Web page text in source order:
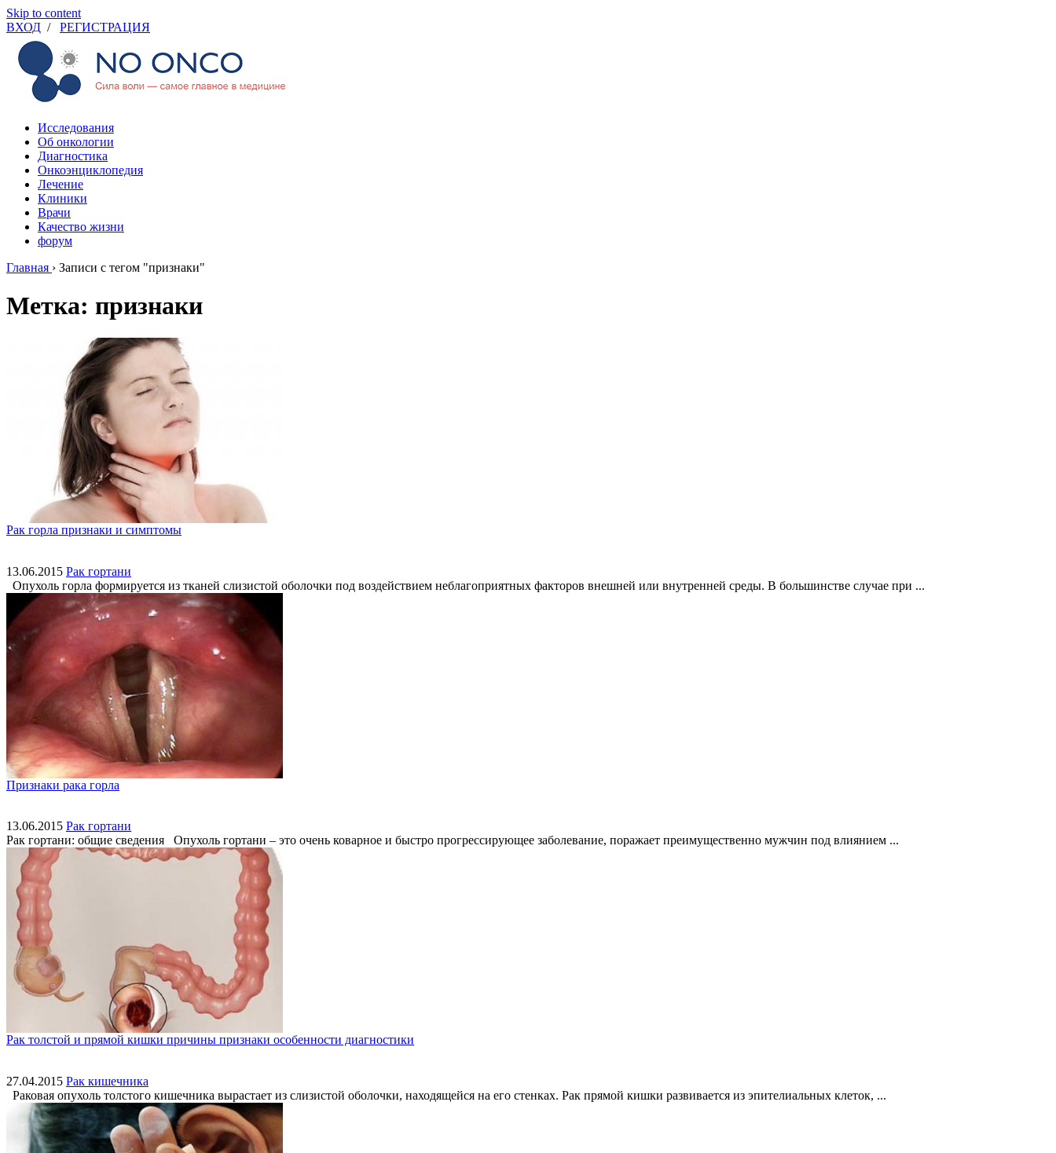
Skip to content
ВХОД / РЕГИСТРАЦИЯ
Исследования
Об онкологии
Диагностика
Онкоэнциклопедия
Лечение
Клиники
Врачи
Качество жизни
форум
Главная › Записи с тегом "признаки"
Метка: признаки
Рак горла признаки и симптомы
13.06.2015 Рак гортани
Опухоль горла формируется из тканей слизистой оболочки под воздействием неблагоприятных факторов внешней или внутренней среды. В большинстве случае при ...
Признаки рака горла
13.06.2015 Рак гортани
Рак гортани: общие сведения Опухоль гортани – это очень коварное и быстро прогрессирующее заболевание, поражает преимущественно мужчин под влиянием ...
Рак толстой и прямой кишки причины признаки особенности диагностики
27.04.2015 Рак кишечника
Раковая опухоль толстого кишечника вырастает из слизистой оболочки, находящейся на его стенках. Рак прямой кишки развивается из эпителиальных клеток, ...